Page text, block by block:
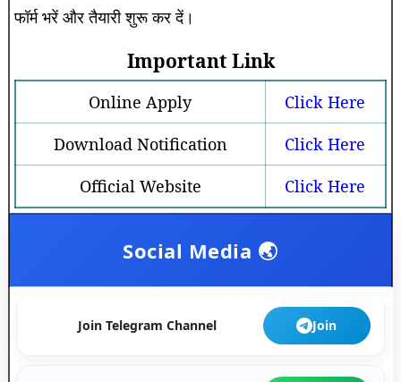
फॉर्म भरें और तैयारी शुरू कर दें।
Important Link
Online Apply
Click Here
Download Notification
Click Here
Official Website
Click Here
Social Media 🌏
Join Telegram Channel Join